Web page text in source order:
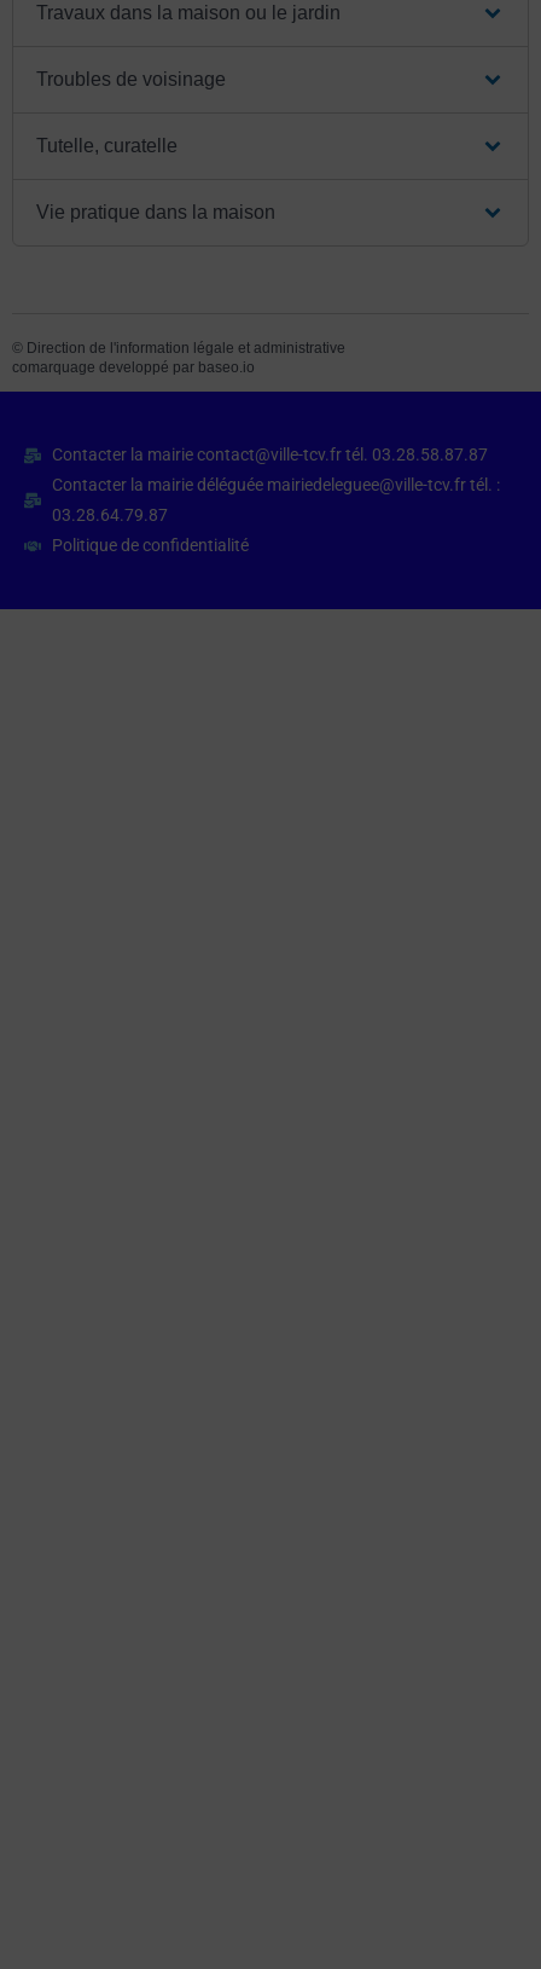
Travaux dans la maison ou le jardin
Troubles de voisinage
Tutelle, curatelle
Vie pratique dans la maison
© Direction de l'information légale et administrative
comarquage developpé par baseo.io
Contacter la mairie contact@ville-tcv.fr tél. 03.28.58.87.87
Contacter la mairie déléguée mairiedeleguee@ville-tcv.fr tél. :
03.28.64.79.87
Politique de confidentialité